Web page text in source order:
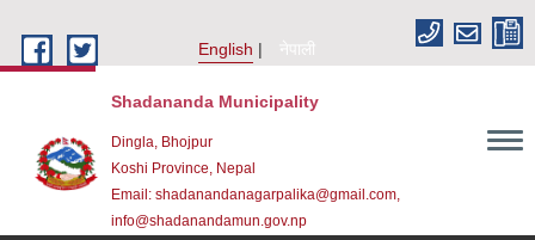
English
नेपाली
Shadananda Municipality
Dingla, Bhojpur
Koshi Province, Nepal
Email: shadanandanagarpalika@gmail.com,
info@shadanandamun.gov.np